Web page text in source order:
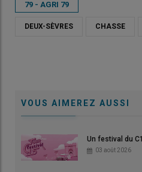
79 - AGRI 79
DEUX-SÈVRES CHASSE
VOUS AIMEREZ AUSSI
Un festival du
03 août 2026